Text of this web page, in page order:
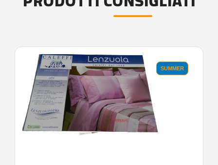
SUMMER